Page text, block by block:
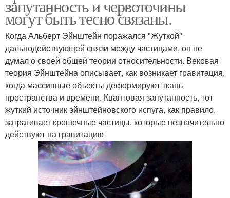
запутанность и червоточины
могут быть тесно связаны.
Когда Альберт Эйнштейн поражался "Жуткой"
дальнодействующей связи между частицами, он не
думал о своей общей теории относительности. Вековая
теория Эйнштейна описывает, как возникает гравитация,
когда массивные объекты деформируют ткань
пространства и времени. Квантовая запутанность, тот
жуткий источник эйнштейновского испуга, как правило,
затрагивает крошечные частицы, которые незначительно
действуют на гравитацию